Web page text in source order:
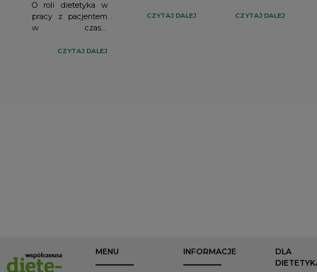
O roli dietetyka w
pracy z pacjentem
w czasie
z pacjentem
w Katedrze
Leczenia Otyłości,
CZYTAJ DALEJ
CZYTAJ DALEJ CZYTAJ DALEJ
MENU INFORMACJE
DLA